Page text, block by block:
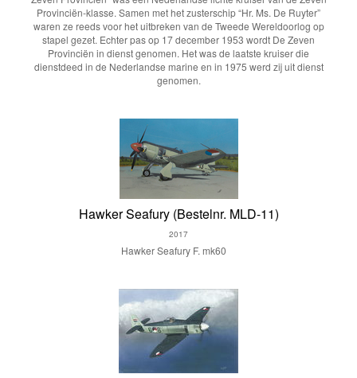
Provinciën-klasse. Samen met het zusterschip “Hr. Ms. De Ruyter”
waren ze reeds voor het uitbreken van de Tweede Wereldoorlog op
stapel gezet. Echter pas op 17 december 1953 wordt De Zeven
Provinciën in dienst genomen. Het was de laatste kruiser die
dienstdeed in de Nederlandse marine en in 1975 werd zij uit dienst
genomen.
Hawker Seafury (Bestelnr. MLD-11)
2017
Hawker Seafury F. mk60